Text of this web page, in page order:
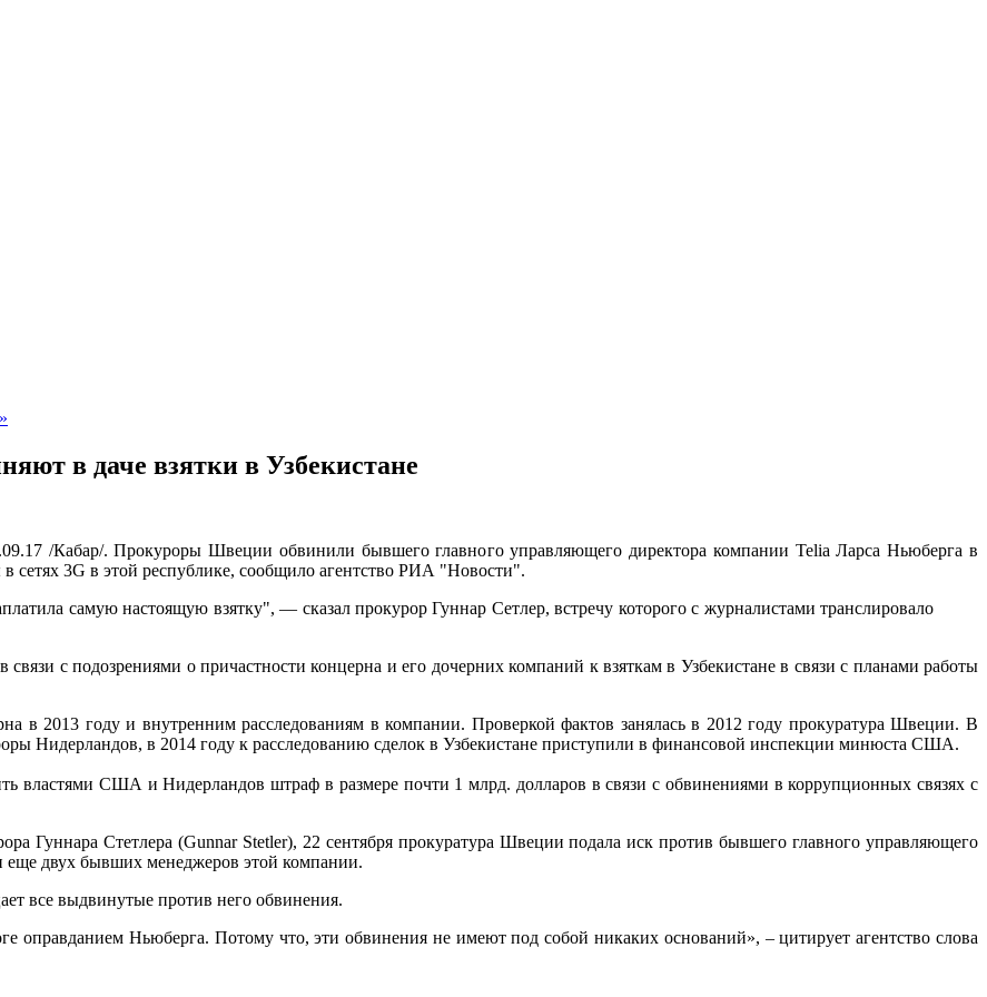
в даче взятки в Узбекистане
/Кабар/. Прокуроры Швеции обвинили бывшего главного управляющего директора компании Telia Ларса Ньюберга в
сетях 3G в этой республике, сообщило агентство РИА "Новости".
самую настоящую взятку", — сказал прокурор Гуннар Сетлер, встречу которого с журналистами транслировало
с подозрениями о причастности концерна и его дочерних компаний к взяткам в Узбекистане в связи с планами работы
в 2013 году и внутренним расследованиям в компании. Проверкой фактов занялась в 2012 году прокуратура Швеции. В
Нидерландов, в 2014 году к расследованию сделок в Узбекистане приступили в финансовой инспекции минюста США.
властями США и Нидерландов штраф в размере почти 1 млрд. долларов в связи с обвинениями в коррупционных связях с
Гуннара Стетлера (Gunnar Stetler), 22 сентября прокуратура Швеции подала иск против бывшего главного управляющего
еще двух бывших менеджеров этой компании.
все выдвинутые против него обвинения.
оправданием Ньюберга. Потому что, эти обвинения не имеют под собой никаких оснований», – цитирует агентство слова